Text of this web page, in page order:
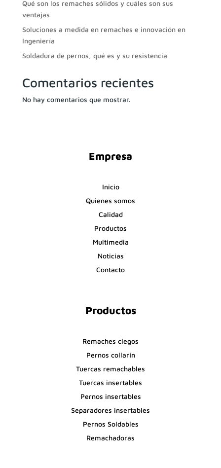
Qué son los remaches sólidos y cuáles son sus
ventajas
Soluciones a medida en remaches e innovación en
Ingeniería
Soldadura de pernos, qué es y su resistencia
Comentarios recientes
No hay comentarios que mostrar.
Empresa
Inicio
Quienes somos
Calidad
Productos
Multimedia
Noticias
Contacto
Productos
Remaches ciegos
Pernos collarín
Tuercas remachables
Tuercas insertables
Pernos insertables
Separadores insertables
Pernos Soldables
Remachadoras